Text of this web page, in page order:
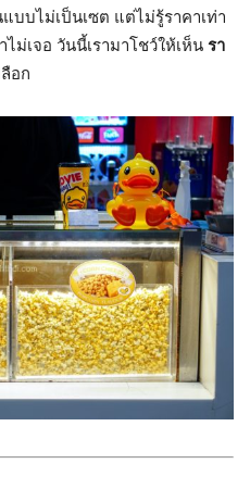
บไม่เป็นเซต แต่ไม่รู้ราคาเท่า
ม่เจอ วันนี้เรามาโชว์ให้เห็น รา
อก